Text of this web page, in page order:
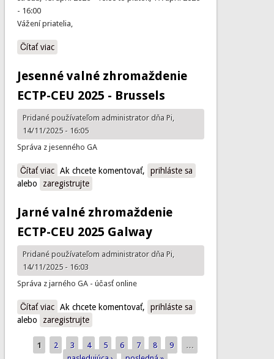
- 16:00
Vážení priatelia,
Čítať viaco Stredoškolsky workshop "Inšpirácia Jurkovičom"
Jesenné valné zhromaždenie
ECTP-CEU 2025 - Brussels
Pridané používateľom administratordňa Pi,
14/11/2025 - 16:05
Správa z jesenného GA
Čítať viaco Jesenné valné zhromaždenie ECTP-CEU 2025 - Brussels
Ak chcete komentovať,
prihláste sa
alebo
zaregistrujte
Jarné valné zhromaždenie
ECTP-CEU 2025 Galway
Pridané používateľom administratordňa Pi,
14/11/2025 - 16:03
Správa z jarného GA - účasť online
Čítať viaco Jarné valné zhromaždenie ECTP-CEU 2025 Galway
Ak chcete komentovať,
prihláste sa
alebo
zaregistrujte
Stránky
1 2 3 4 5 6 7 8 9
…